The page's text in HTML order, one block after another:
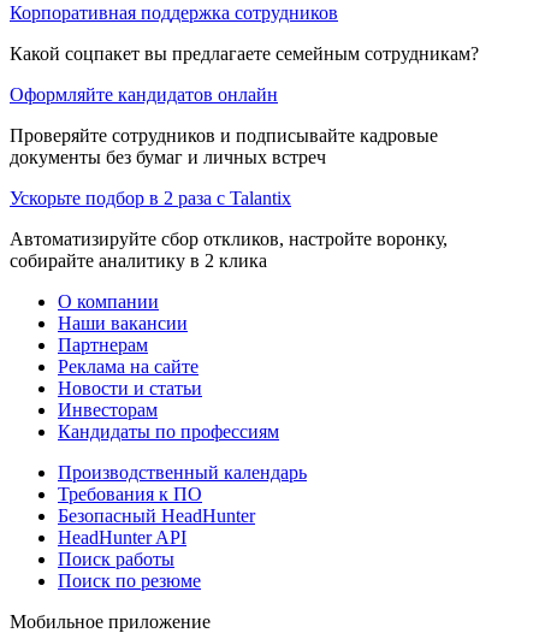
Корпоративная поддержка сотрудников
Какой соцпакет вы предлагаете семейным сотрудникам?
Оформляйте кандидатов онлайн
Проверяйте сотрудников и подписывайте кадровые
документы без бумаг и личных встреч
Ускорьте подбор в 2 раза с Talantix
Автоматизируйте сбор откликов, настройте воронку,
собирайте аналитику в 2 клика
О компании
Наши вакансии
Партнерам
Реклама на сайте
Новости и статьи
Инвесторам
Кандидаты по профессиям
Производственный календарь
Требования к ПО
Безопасный HeadHunter
HeadHunter API
Поиск работы
Поиск по резюме
Мобильное приложение